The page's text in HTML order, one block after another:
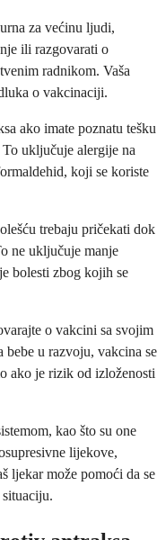
za većinu ljudi,
ili razgovarati o
radnikom. Vaša
o vakcinaciji.
ako imate poznatu tešku
uključuje alergije na
koji se koriste
trebaju pričekati dok
ne uključuje manje
bolesti zbog kojih se
o vakcini sa svojim
bebe u razvoju, vakcina se
ako je rizik od izloženosti
kao što su one
lijekove,
ljekar može pomoći da se